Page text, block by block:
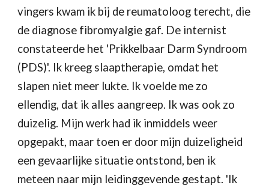
vingers kwam ik bij de reumatoloog terecht, die
de diagnose fibromyalgie gaf. De internist
constateerde het 'Prikkelbaar Darm Syndroom
(PDS)'. Ik kreeg slaaptherapie, omdat het
slapen niet meer lukte. Ik voelde me zo
ellendig, dat ik alles aangreep. Ik was ook zo
duizelig. Mijn werk had ik inmiddels weer
opgepakt, maar toen er door mijn duizeligheid
een gevaarlijke situatie ontstond, ben ik
meteen naar mijn leidinggevende gestapt. 'Ik